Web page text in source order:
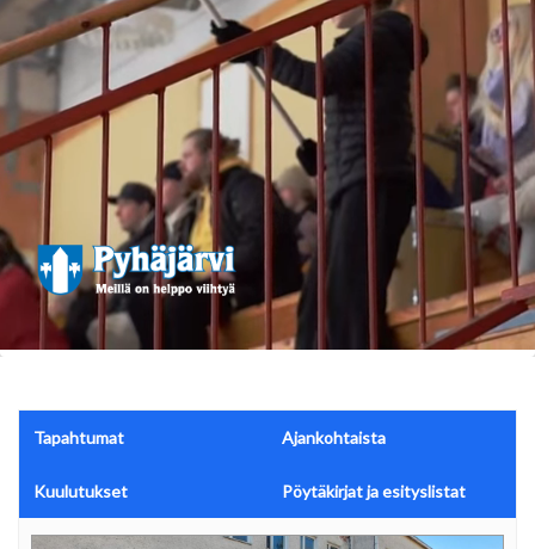
Tapahtumat Ajankohtaista
Kuulutukset Pöytäkirjat ja esityslistat